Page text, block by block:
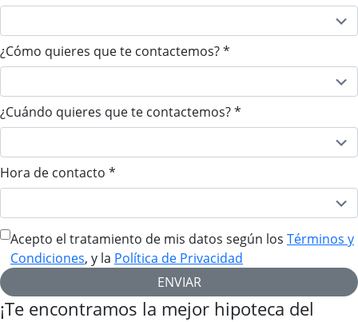
¿Cómo quieres que te contactemos?*
¿Cuándo quieres que te contactemos?*
Hora de contacto *
Acepto el tratamiento de mis datos según los Términos y
Condiciones, y la Política de Privacidad
ENVIAR
¡Te encontramos la mejor hipoteca del